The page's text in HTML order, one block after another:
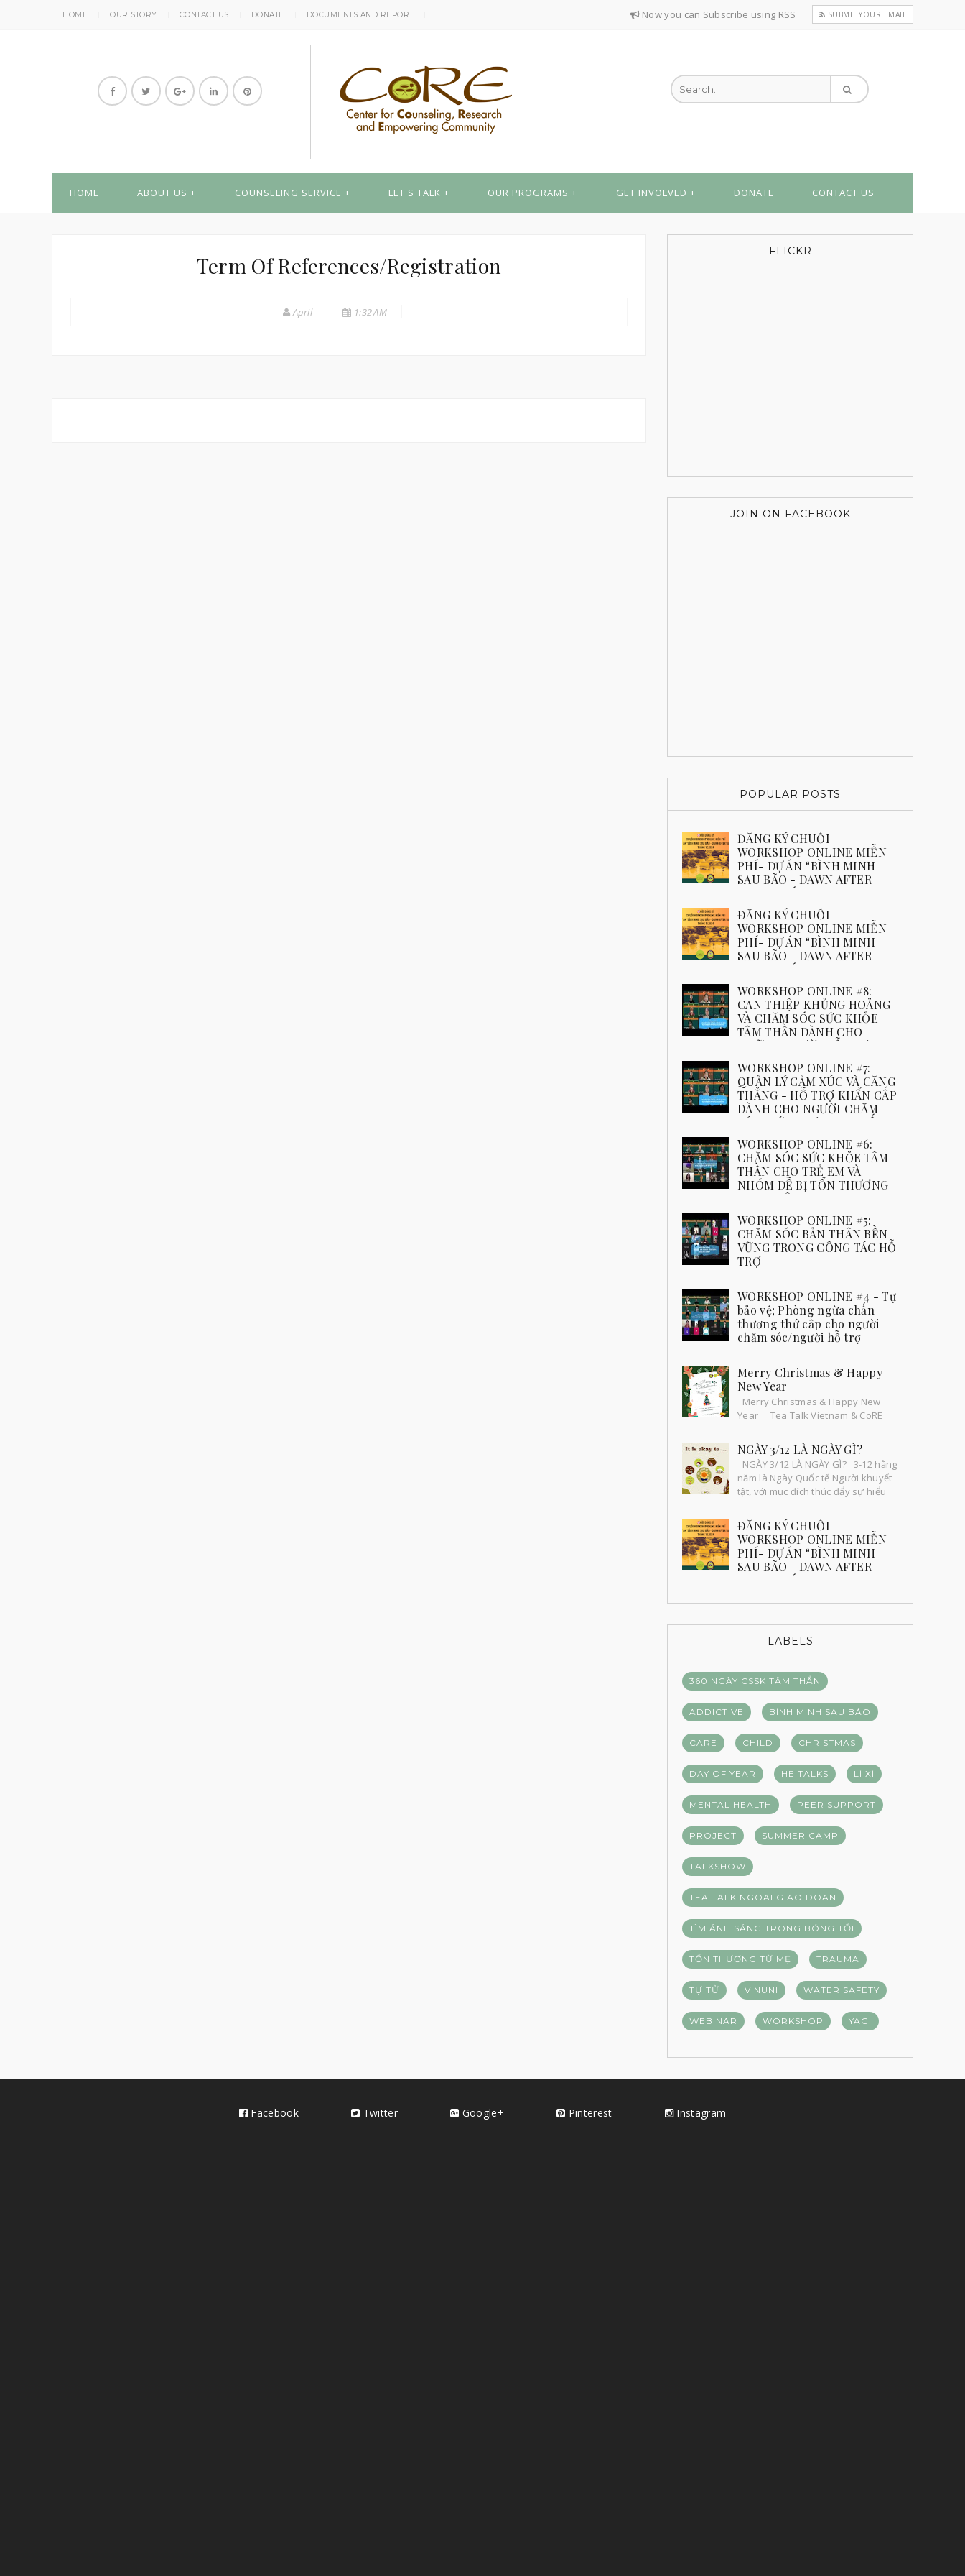
HOME OUR STORY CONTACT US DONATE DOCUMENTS AND REPORT Now you can Subscribe using RSS SUBMIT YOUR EMAIL
HOME ABOUT US COUNSELING SERVICE LET'S TALK OUR PROGRAMS GET INVOLVED DONATE CONTACT US
Term Of References/Registration
April 1:32 AM
FLICKR
JOIN ON FACEBOOK
POPULAR POSTS
ĐĂNG KÝ CHUỖI
WORKSHOP ONLINE MIỄN
PHÍ- DỰ ÁN “BÌNH MINH
SAU BÃO - DAWN AFTER
YAGI” THÁNG 12.2024
ĐĂNG KÝ NGAYĐĂNG KÝ CHUỖI
WORKSHOP ONLINE MIỄN
PHÍ- DỰ ÁN “BÌNH MINH
SAU BÃO - DAWN AFTER
YAGI” THÁNG 11.2024
Đăng ký ngayWORKSHOP ONLINE #8:
CAN THIỆP KHỦNG HOẢNG
VÀ CHĂM SÓC SỨC KHỎE
TÂM THẦN DÀNH CHO
NHỮNG NGƯỜI HỖ TRỢ
📒 Chủ đề: Can thiệp khủng hoảng và chăm sóc
sức khỏe tâm thần cho nhóm hỗ trợ. Nguyên tắc
và Quy tắc trong Công tác Cứu Trợ Workshop ...
WORKSHOP ONLINE #7:
QUẢN LÝ CẢM XÚC VÀ CĂNG
THẲNG - HỖ TRỢ KHẨN CẤP
DÀNH CHO NGƯỜI CHĂM
SÓC, CỨU TRỢ, THAM VẤN,
CTXH
📒 Chủ đề: Quản lý cảm xúc và căng thẳng
trong hỗ trợ khẩn cấp dành cho người chăm
sóc, người cứu trợ, nhà tham vấn, nhân viên
công...
WORKSHOP ONLINE #6:
CHĂM SÓC SỨC KHỎE TÂM
THẦN CHO TRẺ EM VÀ
NHÓM DỄ BỊ TỔN THƯƠNG
SAU THIÊN TAI
❤️ RECAP WORKSHOP ONLINE 06- 15/11: Chăm
sóc sức khỏe tâm thần cho trẻ em và nhóm dễ
bị tổn thương sau thiên tai 🌸🌈 Ngày 15/11
vừa qua...
WORKSHOP ONLINE #5:
CHĂM SÓC BẢN THÂN BỀN
VỮNG TRONG CÔNG TÁC HỖ
TRỢ
9/11 | Chăm sóc bản thân bền vững trong công
tác hỗ trợ 🌸🌈 Ngày 9/11 vừa qua. Workshop
05 về “Kỹ năng sơ ...
WORKSHOP ONLINE #4 - Tự
bảo vệ; Phòng ngừa chấn
thương thứ cấp cho người
chăm sóc/người hỗ trợ
bản thân bền vững trong công tác hỗ trợ: Tự
bảo vệ - Phòng ngừa chấn thương thứ cấp cho
người chăm sóc...
Merry Christmas & Happy
New Year
Merry Christmas & Happy New
Year Tea Talk Vietnam & CoRE
an lành và ấm áp bên gia đình và ng...
NGÀY 3/12 LÀ NGÀY GÌ?
NGÀY 3/12 LÀ NGÀY GÌ? 3-12 hằng
năm là Ngày Quốc tế Người khuyết
tật, với mục đích thúc đẩy sự hiểu
độn...
ĐĂNG KÝ CHUỖI
WORKSHOP ONLINE MIỄN
PHÍ- DỰ ÁN “BÌNH MINH
SAU BÃO - DAWN AFTER
YAGI” THÁNG 10.2024
LABELS
360 NGÀY CSSK TÂM THẦN
ADDICTIVE BÌNH MINH SAU BÃO
CARE CHILD CHRISTMAS
DAY OF YEAR HE TALKS LÌ XÌ
MENTAL HEALTH PEER SUPPORT
PROJECT SUMMER CAMP
TALKSHOW
TEA TALK NGOAI GIAO DOAN
TÌM ÁNH SÁNG TRONG BÓNG TỐI
TỔN THƯƠNG TỪ MẸ TRAUMA
TỰ TỬ VINUNI WATER SAFETY
WEBINAR WORKSHOP YAGI
Facebook Twitter Google+ Pinterest Instagram